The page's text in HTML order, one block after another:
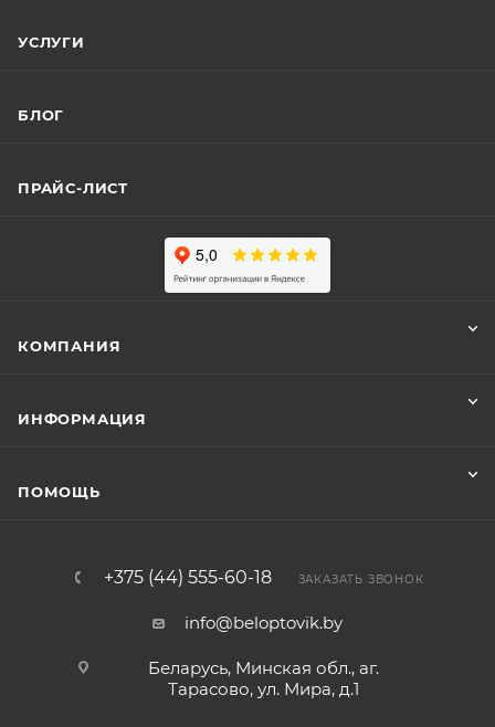
УСЛУГИ
БЛОГ
ПРАЙС-ЛИСТ
КОМПАНИЯ
ИНФОРМАЦИЯ
ПОМОЩЬ
+375 (44) 555-60-18 ЗАКАЗАТЬ ЗВОНОК
info@beloptovik.by
Беларусь, Минская обл., аг.
Тарасово, ул. Мира, д.1